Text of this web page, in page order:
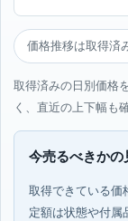
価格推移は取得済
取得済みの日別価格
く、直近の上下幅も
今売るべきかの
取得できている価
定額は状態や付属